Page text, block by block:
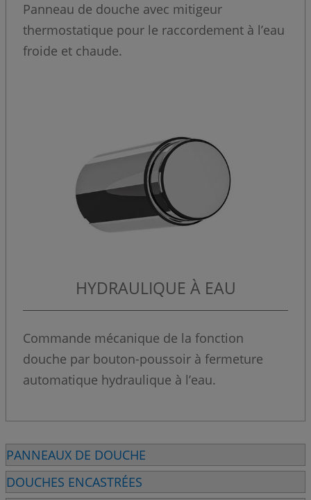
Panneau de douche avec mitigeur
thermostatique pour le raccordement à l’eau
froide et chaude.
HYDRAULIQUE À EAU
Commande mécanique de la fonction
douche par bouton-poussoir à fermeture
automatique hydraulique à l’eau.
PANNEAUX DE DOUCHE
DOUCHES ENCASTRÉES